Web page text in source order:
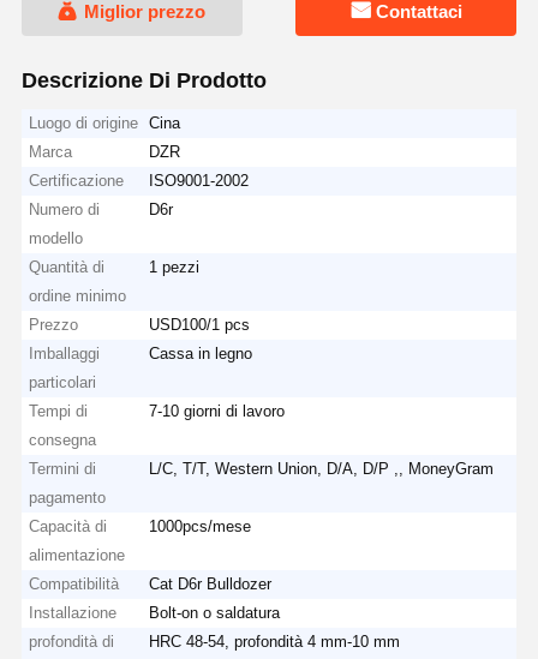
Miglior prezzo Contattaci
Descrizione Di Prodotto
Luogo di origine
Cina
Marca
DZR
Certificazione
ISO9001-2002
Numero di
modello
D6r
Quantità di
ordine minimo
1 pezzi
Prezzo
USD100/1 pcs
Imballaggi
particolari
Cassa in legno
Tempi di
consegna
7-10 giorni di lavoro
Termini di
pagamento
L/C, T/T, Western Union, D/A, D/P ,, MoneyGram
Capacità di
alimentazione
1000pcs/mese
Compatibilità
Cat D6r Bulldozer
Installazione
Bolt-on o saldatura
profondità di
HRC 48-54, profondità 4 mm-10 mm